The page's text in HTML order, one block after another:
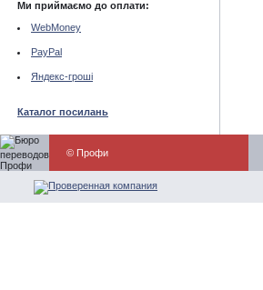
Ми приймаємо до оплати:
WebMoney
PayPal
Яндекс-гроші
Каталог посилань
© Профи